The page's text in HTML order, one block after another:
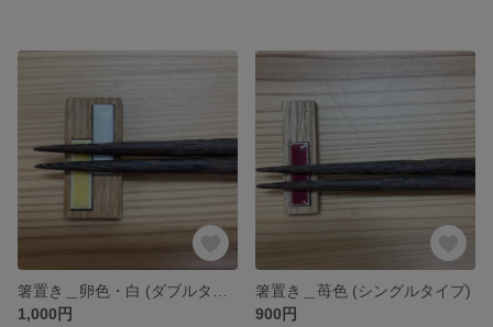
1,000円
箸置き＿苺色 (シングルタイプ)
900円